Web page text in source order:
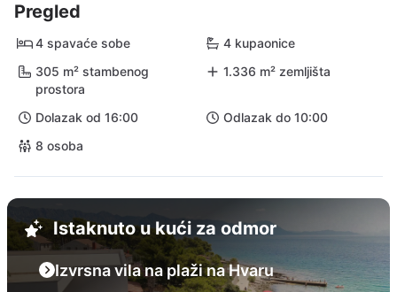
Pregled
4 spavaće sobe
4 kupaonice
305 m² stambenog
prostora
1.336 m² zemljišta
Dolazak od 16:00
Odlazak do 10:00
8 osoba
Istaknuto u kući za odmor
Izvrsna vila na plaži na Hvaru